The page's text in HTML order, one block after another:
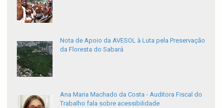
Nota de Apoio da AVESOL à Luta pela Preservação
da Floresta do Sabará
Ana Maria Machado da Costa - Auditora Fiscal do
Trabalho fala sobre acessibilidade